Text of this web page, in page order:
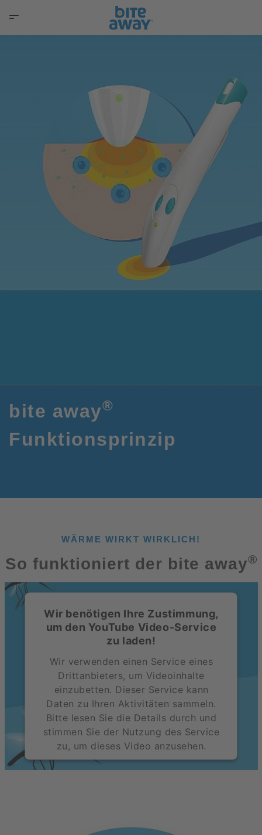
bite away®
Funktionsprinzip
WÄRME WIRKT WIRKLICH!
So funktioniert der bite away®
Wir benötigen Ihre Zustimmung,
um den YouTube Video-Service
zu laden!
Wir verwenden einen Service eines
Drittanbieters, um Videoinhalte
einzubetten. Dieser Service kann
Daten zu Ihren Aktivitäten sammeln.
Bitte lesen Sie die Details durch und
stimmen Sie der Nutzung des Service
zu, um dieses Video anzusehen.
Usercentrics Consent Management